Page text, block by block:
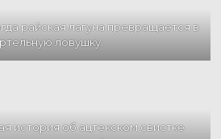
райская лагуна превращается в
ловушку.
история об ацтекском свистке